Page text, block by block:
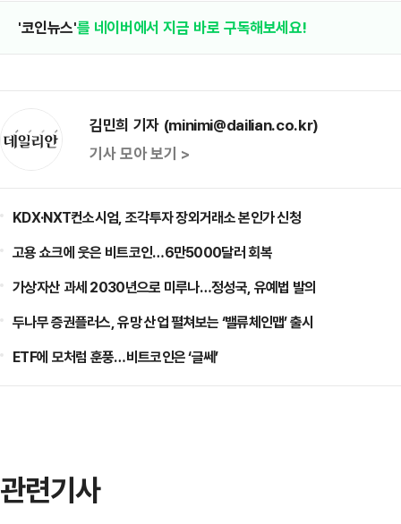
'코인뉴스'를 네이버에서 지금 바로 구독해보세요!
김민희 기자 (minimi@dailian.co.kr)
기사 모아 보기 >
KDX·NXT컨소시엄, 조각투자 장외거래소 본인가 신청
고용 쇼크에 웃은 비트코인…6만5000달러 회복
가상자산 과세 2030년으로 미루나…정성국, 유예법 발의
두나무 증권플러스, 유망 산업 펼쳐보는 ‘밸류체인맵’ 출시
ETF에 모처럼 훈풍…비트코인은 ‘글쎄’
관련기사